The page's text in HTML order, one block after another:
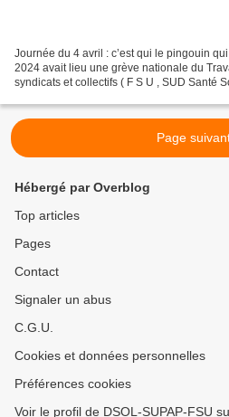
Journée du 4 avril : c’est qui le pingouin
2024 avait lieu une grève nationale du
syndicats et collectifs ( F S U , SUD Santé
Page
Hébergé par Overblog
Top articles
Pages
Contact
Signaler un abus
C.G.U.
Cookies et données personnelles
Préférences cookies
Voir le profil de DSOL-SUPAP-FSU